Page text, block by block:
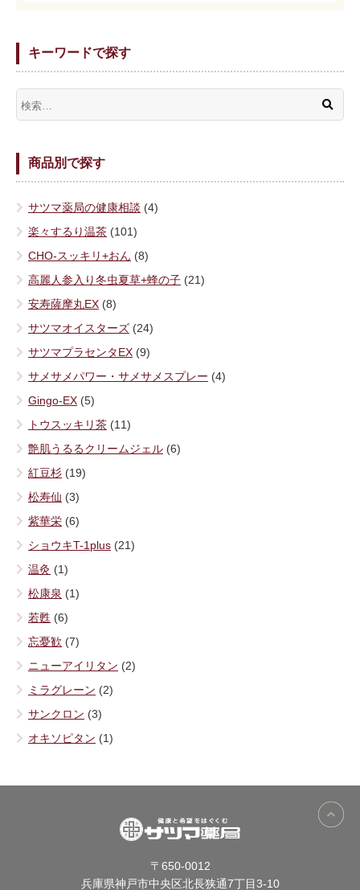
キーワードで探す
商品別で探す
サツマ薬局の健康相談 (4)
楽々するり温茶 (101)
CHO-スッキリ+おん (8)
高麗人参入り冬虫夏草+蜂の子 (21)
安寿薩摩丸EX (8)
サツマオイスターズ (24)
サツマプラセンタEX (9)
サメサメパワー・サメサメスプレー (4)
Gingo-EX (5)
トウスッキリ茶 (11)
艶肌うるるクリームジェル (6)
紅豆杉 (19)
松寿仙 (3)
紫華栄 (6)
ショウキT-1plus (21)
温灸 (1)
松康泉 (1)
若甦 (6)
忘憂歓 (7)
ニューアイリタン (2)
ミラグレーン (2)
サンクロン (3)
オキソピタン (1)
〒650-0012
兵庫県神戸市中央区北長狭通7丁目3-10